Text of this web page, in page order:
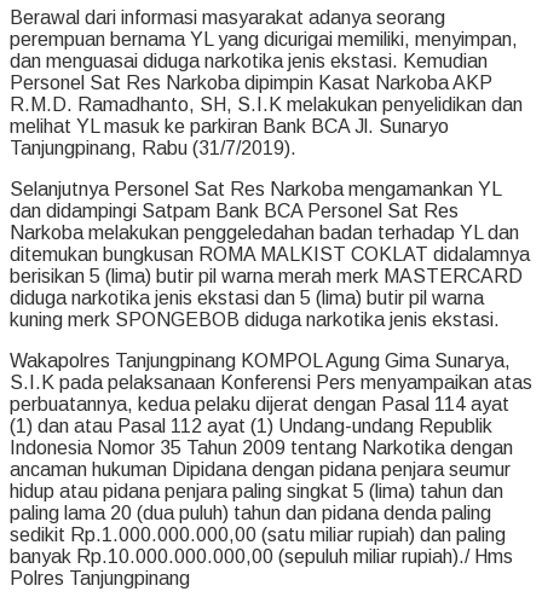
Berawal dari informasi masyarakat adanya seorang
perempuan bernama YL yang dicurigai memiliki, menyimpan,
dan menguasai diduga narkotika jenis ekstasi. Kemudian
Personel Sat Res Narkoba dipimpin Kasat Narkoba AKP
R.M.D. Ramadhanto, SH, S.I.K melakukan penyelidikan dan
melihat YL masuk ke parkiran Bank BCA Jl. Sunaryo
Tanjungpinang, Rabu (31/7/2019).
Selanjutnya Personel Sat Res Narkoba mengamankan YL
dan didampingi Satpam Bank BCA Personel Sat Res
Narkoba melakukan penggeledahan badan terhadap YL dan
ditemukan bungkusan ROMA MALKIST COKLAT didalamnya
berisikan 5 (lima) butir pil warna merah merk MASTERCARD
diduga narkotika jenis ekstasi dan 5 (lima) butir pil warna
kuning merk SPONGEBOB diduga narkotika jenis ekstasi.
Wakapolres Tanjungpinang KOMPOL Agung Gima Sunarya,
S.I.K pada pelaksanaan Konferensi Pers menyampaikan atas
perbuatannya, kedua pelaku dijerat dengan Pasal 114 ayat
(1) dan atau Pasal 112 ayat (1) Undang-undang Republik
Indonesia Nomor 35 Tahun 2009 tentang Narkotika dengan
ancaman hukuman Dipidana dengan pidana penjara seumur
hidup atau pidana penjara paling singkat 5 (lima) tahun dan
paling lama 20 (dua puluh) tahun dan pidana denda paling
sedikit Rp.1.000.000.000,00 (satu miliar rupiah) dan paling
banyak Rp.10.000.000.000,00 (sepuluh miliar rupiah)./ Hms
Polres Tanjungpinang